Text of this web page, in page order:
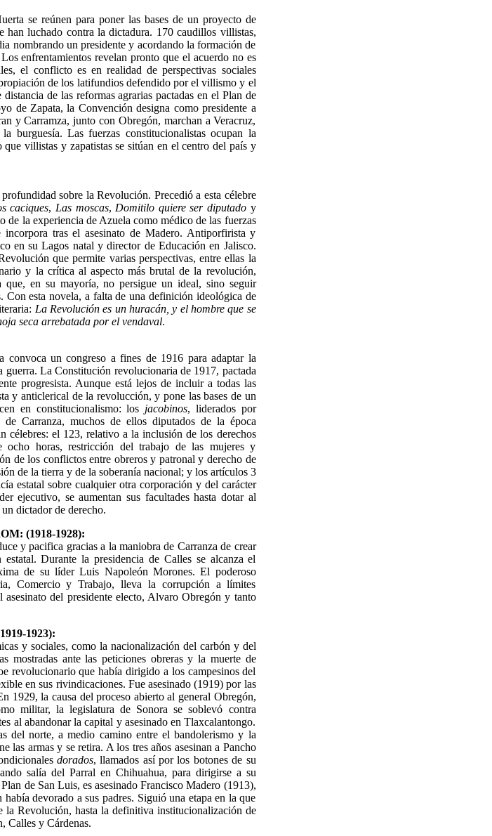
se reúnen para poner las bases de un proyecto de
han luchado contra la dictadura. 170 caudillos villistas,
nombrando un presidente y acordando la formación de
enfrentamientos revelan pronto que el acuerdo no es
el conflicto es en realidad de perspectivas sociales
de los latifundios defendido por el villismo y el
de las reformas agrarias pactadas en el Plan de
de Zapata, la Convención designa como presidente a
y Carramza, junto con Obregón, marchan a Veracruz,
burguesía. Las fuerzas constitucionalistas ocupan la
villistas y zapatistas se sitúan en el centro del país y
sobre la Revolución. Precedió a esta célebre
caciques, Las moscas, Domitilo quiere ser diputadoy
de la experiencia de Azuela como médico de las fuerzas
tras el asesinato de Madero. Antiporfirista y
en su Lagos natal y director de Educación en Jalisco.
que permite varias perspectivas, entre ellas la
y la crítica al aspecto más brutal de la revolución,
que, en su mayoría, no persigue un ideal, sino seguir
Con esta novela, a falta de una definición ideológica de
La Revolución es un huracán, y el hombre que se
seca arrebatada por el vendaval.
convoca un congreso a fines de 1916 para adaptar la
La Constitución revolucionaria de 1917, pactada
progresista. Aunque está lejos de incluir a todas las
y anticlerical de la revolucción, y pone las bases de un
en constitucionalismo: los jacobinos, liderados por
Carranza, muchos de ellos diputados de la época
célebres: el 123, relativo a la inclusión de los derechos
ocho horas, restricción del trabajo de las mujeres y
de los conflictos entre obreros y patronal y derecho de
de la tierra y de la soberanía nacional; y los artículos 3
estatal sobre cualquier otra corporación y del carácter
ejecutivo, se aumentan sus facultades hasta dotar al
dictador de derecho.
(1918-1928):
y pacifica gracias a la maniobra de Carranza de crear
Durante la presidencia de Calles se alcanza el
de su líder Luis Napoleón Morones. El poderoso
Comercio y Trabajo, lleva la corrupción a límites
del presidente electo, Alvaro Obregón y tanto
1923):
y sociales, como la nacionalización del carbón y del
mostradas ante las peticiones obreras y la muerte de
revolucionario que había dirigido a los campesinos del
en sus rivindicaciones. Fue asesinado (1919) por las
1929, la causa del proceso abierto al general Obregón,
militar, la legislatura de Sonora se soblevó contra
al abandonar la capital y asesinado en Tlaxcalantongo.
del norte, a medio camino entre el bandolerismo y la
las armas y se retira. A los tres años asesinan a Pancho
dorados, llamados así por los botones de su
salía del Parral en Chihuahua, para dirigirse a su
de San Luis, es asesinado Francisco Madero (1913),
devorado a sus padres. Siguió una etapa en la que
la Revolución, hasta la definitiva institucionalización de
Calles y Cárdenas.